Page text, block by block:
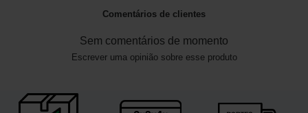
Comentários de clientes
Sem comentários de momento
Escrever uma opinião sobre esse produto